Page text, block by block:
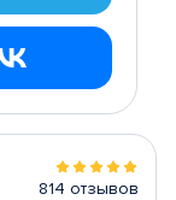
814 отзывов